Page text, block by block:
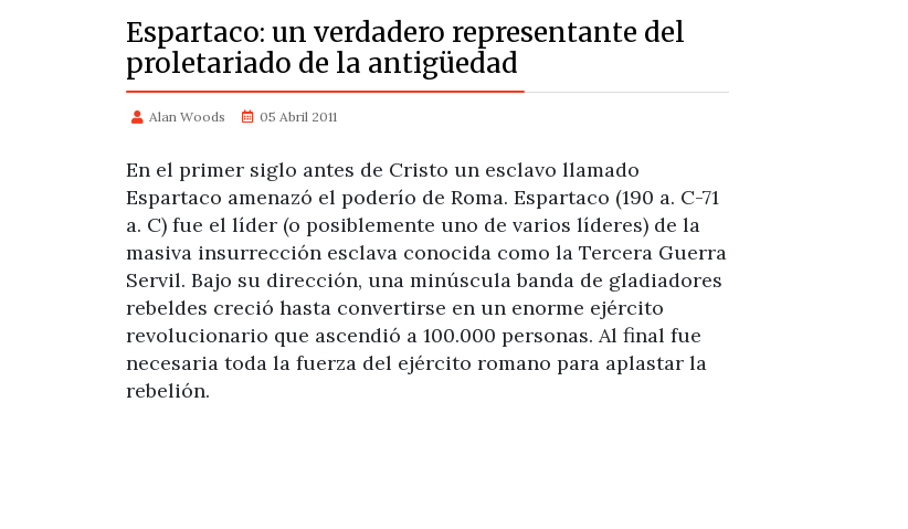
Espartaco: un verdadero representante del
proletariado de la antigüedad
Alan Woods 05 Abril 2011
En el primer siglo antes de Cristo un esclavo llamado
Espartaco amenazó el poderío de Roma. Espartaco (190 a. C-71
a. C) fue el líder (o posiblemente uno de varios líderes) de la
masiva insurrección esclava conocida como la Tercera Guerra
Servil. Bajo su dirección, una minúscula banda de gladiadores
rebeldes creció hasta convertirse en un enorme ejército
revolucionario que ascendió a 100.000 personas. Al final fue
necesaria toda la fuerza del ejército romano para aplastar la
rebelión.